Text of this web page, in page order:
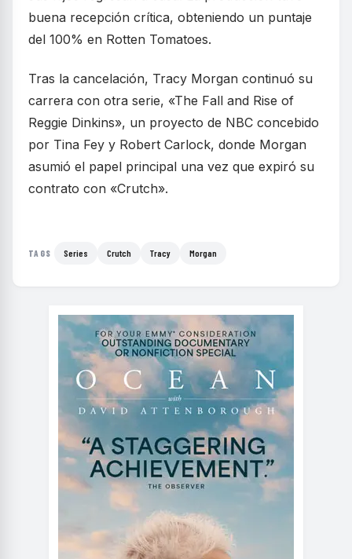
buena recepción crítica, obteniendo un puntaje
del 100% en Rotten Tomatoes.
Tras la cancelación, Tracy Morgan continuó su
carrera con otra serie, «The Fall and Rise of
Reggie Dinkins», un proyecto de NBC concebido
por Tina Fey y Robert Carlock, donde Morgan
asumió el papel principal una vez que expiró su
contrato con «Crutch».
TAGS Series Crutch Tracy Morgan